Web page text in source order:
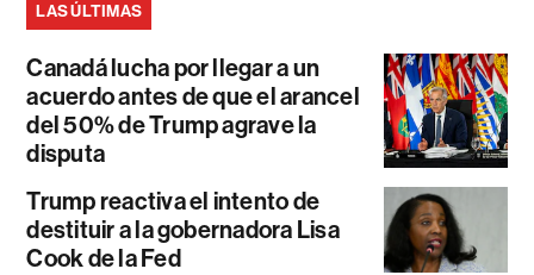
LAS ÚLTIMAS
Canadá lucha por llegar a un
acuerdo antes de que el arancel
del 50% de Trump agrave la
disputa
Trump reactiva el intento de
destituir a la gobernadora Lisa
Cook de la Fed